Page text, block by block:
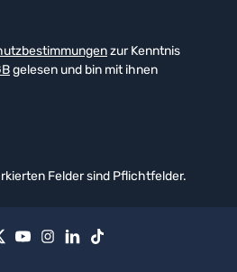
zur Kenntnis
gelesen und bin mit ihnen
Felder sind Pflichtfelder.